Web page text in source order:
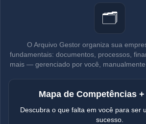
🗂️
O Arquivo Gestor organiza sua
fundamentais: documentos, processos,
mais — gerenciado por você, manualmente
Mapa de Competências
Descubra o que falta em você para ser
sucesso.